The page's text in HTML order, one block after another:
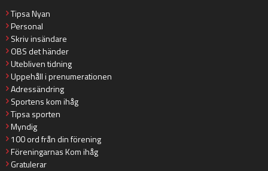
Tipsa Nyan
Personal
Skriv insändare
OBS det händer
Utebliven tidning
Uppehåll i prenumerationen
Adressändring
Sportens kom ihåg
Tipsa sporten
Myndig
100 ord från din förening
Föreningarnas Kom ihåg
Gratulerar